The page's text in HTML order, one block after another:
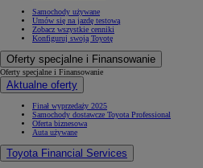
Samochody używane
Umów się na jazdę testową
Zobacz wszystkie cenniki
Konfiguruj swoją Toyotę
Oferty specjalne i Finansowanie
Oferty specjalne i Finansowanie
Aktualne oferty
Finał wyprzedaży 2025
Samochody dostawcze Toyota Professional
Oferta biznesowa
Auta używane
Toyota Financial Services